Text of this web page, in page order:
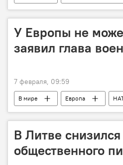
У Европы не
заявил глава
7 февраля, 09:59
В мире Европа
В Литве
общественного